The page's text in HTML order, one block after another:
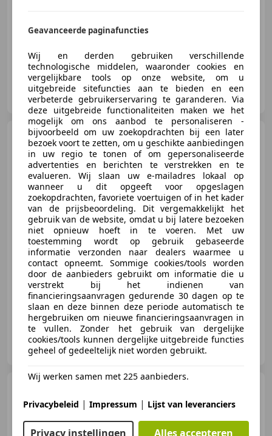
Auto Knobben
NL-7721 CJ DALFSEN
Audi Q5 55 TFSI e quattro S-
Line Led, Leer, Pano, Digidash
€ 26.800 1
12/2019 169.784 km
Elektro/Benzine
269 kW (366 PK)
Auto Knobben
NL-7721 CJ DALFSEN
Luxury Led, Leer, Climat, Pdc
Geavanceerde paginafuncties
Wij en derden gebruiken verschillende
technologische middelen, waaronder cookies en
vergelijkbare tools op onze website, om u
uitgebreide sitefuncties aan te bieden en een
verbeterde gebruikerservaring te garanderen. Via
deze uitgebreide functionaliteiten maken we het
mogelijk om ons aanbod te personaliseren -
bijvoorbeeld om uw zoekopdrachten bij een later
bezoek voort te zetten, om u geschikte aanbiedingen
in uw regio te tonen of om gepersonaliseerde
advertenties en berichten te verstrekken en te
evalueren. Wij slaan uw e-mailadres lokaal op
wanneer u dit opgeeft voor opgeslagen
zoekopdrachten, favoriete voertuigen of in het kader
van de prijsbeoordeling. Dit vergemakkelijkt het
gebruik van de website, omdat u bij latere bezoeken
niet opnieuw hoeft in te voeren. Met uw
toestemming wordt op gebruik gebaseerde
informatie verzonden naar dealers waarmee u
contact opneemt. Sommige cookies/tools worden
door de aanbieders gebruikt om informatie die u
verstrekt bij het indienen van
financieringsaanvragen gedurende 30 dagen op te
slaan en deze binnen deze periode automatisch te
hergebruiken om nieuwe financieringsaanvragen in
te vullen. Zonder het gebruik van dergelijke
cookies/tools kunnen dergelijke uitgebreide functies
geheel of gedeeltelijk niet worden gebruikt.
Wij werken samen met 225 aanbieders.
Privacybeleid | Impressum | Lijst van leveranciers
Privacy instellingen Alles accepteren